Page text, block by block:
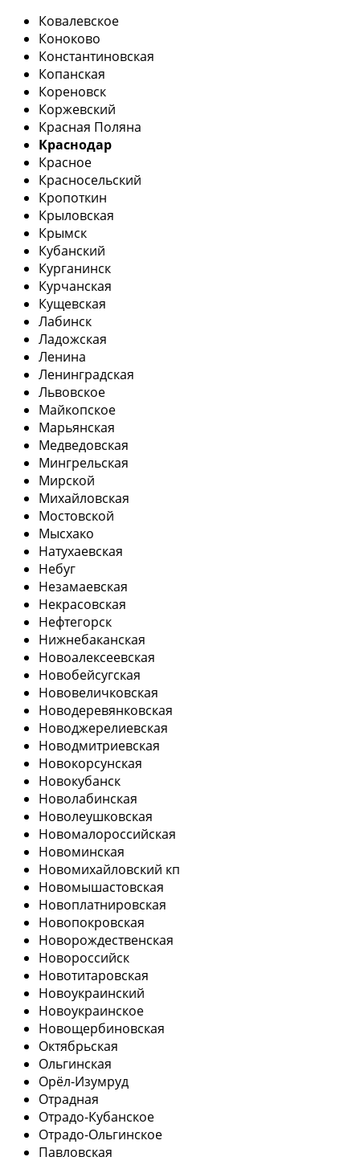
Ковалевское
Коноково
Константиновская
Копанская
Кореновск
Коржевский
Красная Поляна
Краснодар
Красное
Красносельский
Кропоткин
Крыловская
Крымск
Кубанский
Курганинск
Курчанская
Кущевская
Лабинск
Ладожская
Ленина
Ленинградская
Львовское
Майкопское
Марьянская
Медведовская
Мингрельская
Мирской
Михайловская
Мостовской
Мысхако
Натухаевская
Небуг
Незамаевская
Некрасовская
Нефтегорск
Нижнебаканская
Новоалексеевская
Новобейсугская
Нововеличковская
Новодеревянковская
Новоджерелиевская
Новодмитриевская
Новокорсунская
Новокубанск
Новолабинская
Новолеушковская
Новомалороссийская
Новоминская
Новомихайловский кп
Новомышастовская
Новоплатнировская
Новопокровская
Новорождественская
Новороссийск
Новотитаровская
Новоукраинский
Новоукраинское
Новощербиновская
Октябрьская
Ольгинская
Орёл-Изумруд
Отрадная
Отрадо-Кубанское
Отрадо-Ольгинское
Павловская